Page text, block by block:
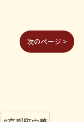
次のページ >